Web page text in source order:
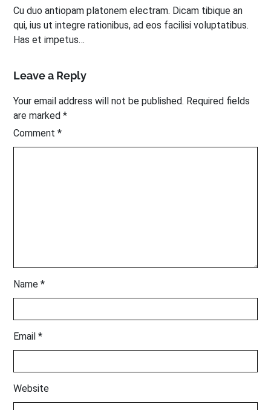
Cu duo antiopam platonem electram. Dicam tibique an
qui, ius ut integre rationibus, ad eos facilisi voluptatibus.
Has et impetus…
Leave a Reply
Your email address will not be published. Required fields
are marked *
Comment *
Name *
Email *
Website